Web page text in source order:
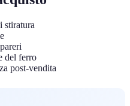
stiratura
del ferro
post-vendita